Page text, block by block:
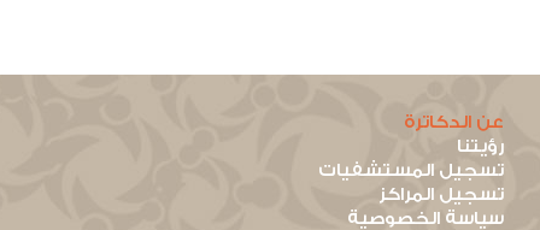
عن الدكاترة
رؤيتنا
تسجيل المستشفيات
تسجيل المراكز
سياسة الخصوصية